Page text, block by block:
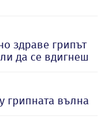
здраве грипът
да се вдигнеш
грипната вълна